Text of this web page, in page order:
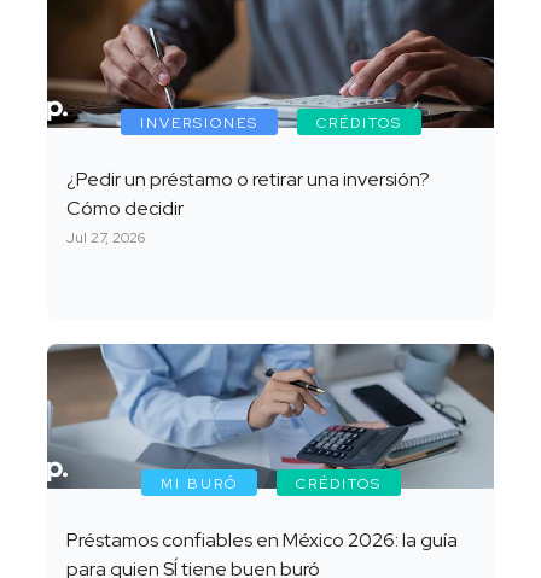
INVERSIONES CRÉDITOS
¿Pedir un préstamo o retirar una inversión?
Cómo decidir
Jul 27, 2026
MI BURÓ CRÉDITOS
Préstamos confiables en México 2026: la guía
para quien SÍ tiene buen buró